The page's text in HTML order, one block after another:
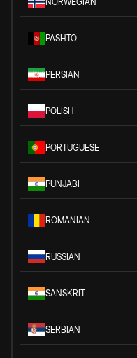
PASHTO
PERSIAN
POLISH
PORTUGUESE
PUNJABI
ROMANIAN
RUSSIAN
SANSKRIT
SERBIAN